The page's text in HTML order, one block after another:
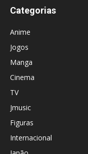
Categorias
Anime
Jogos
Manga
Cinema
TV
Jmusic
Figuras
Internacional